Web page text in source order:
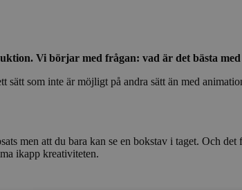
Vi börjar med frågan: vad är det bästa
sätt som inte är möjligt på andra sätt än med
men att du bara kan se en bokstav i taget. Och
ikapp kreativiteten.